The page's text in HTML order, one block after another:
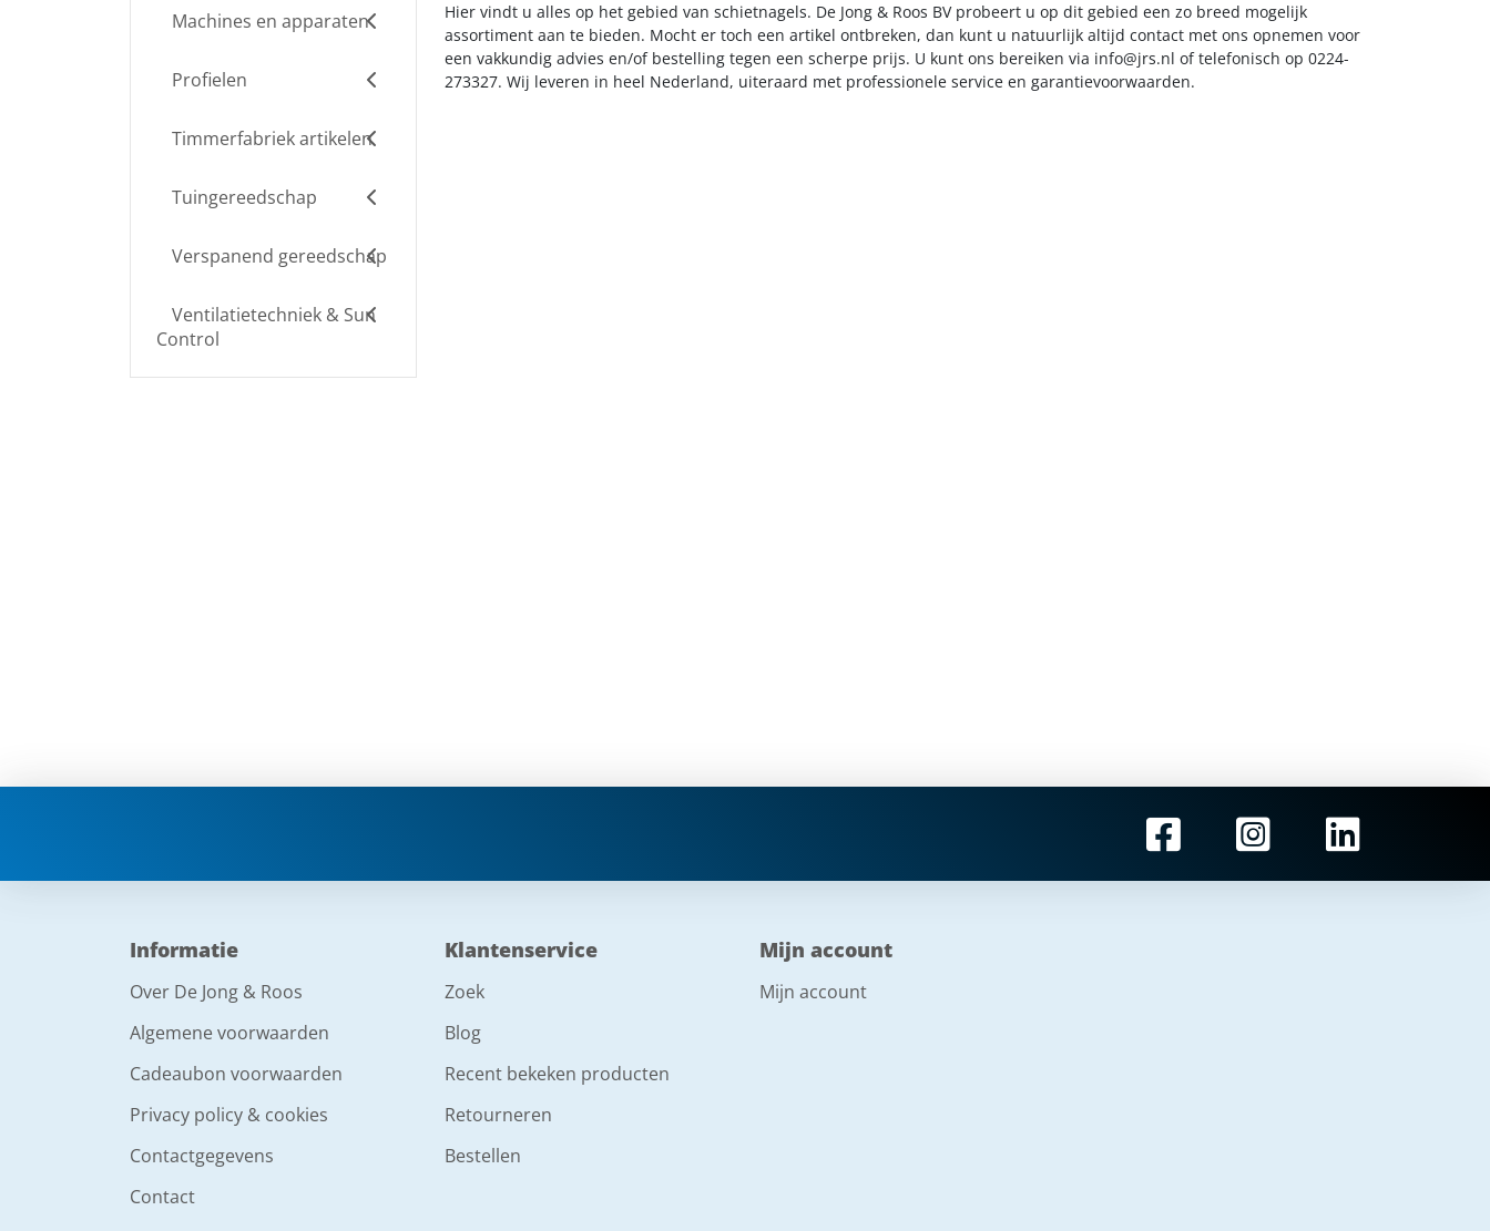
Machines en apparaten
Profielen
Timmerfabriek artikelen
Tuingereedschap
Verspanend gereedschap
Ventilatietechniek & Sun
Control
Hier vindt u alles op het gebied van schietnagels. De Jong & Roos BV probeert u op dit gebied een zo breed mogelijk
assortiment aan te bieden. Mocht er toch een artikel ontbreken, dan kunt u natuurlijk altijd contact met ons opnemen voor
een vakkundig advies en/of bestelling tegen een scherpe prijs. U kunt ons bereiken via info@jrs.nl of telefonisch op 0224-
273327. Wij leveren in heel Nederland, uiteraard met professionele service en garantievoorwaarden.
Informatie
Over De Jong & Roos
Algemene voorwaarden
Cadeaubon voorwaarden
Privacy policy & cookies
Contactgegevens
Contact
Klantenservice
Zoek
Blog
Recent bekeken producten
Retourneren
Bestellen
Mijn account
Mijn account